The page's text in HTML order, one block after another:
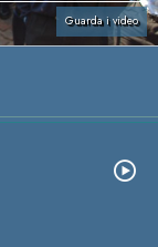
Guarda i video